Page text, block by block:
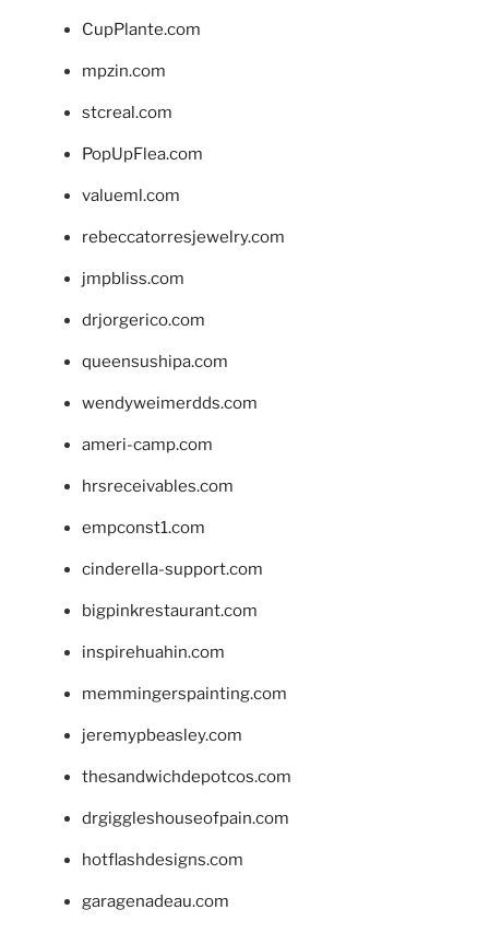
CupPlante.com
mpzin.com
stcreal.com
PopUpFlea.com
valueml.com
rebeccatorresjewelry.com
jmpbliss.com
drjorgerico.com
queensushipa.com
wendyweimerdds.com
ameri-camp.com
hrsreceivables.com
empconst1.com
cinderella-support.com
bigpinkrestaurant.com
inspirehuahin.com
memmingerspainting.com
jeremypbeasley.com
thesandwichdepotcos.com
drgiggleshouseofpain.com
hotflashdesigns.com
garagenadeau.com